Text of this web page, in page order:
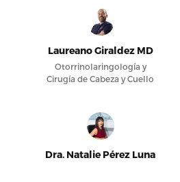
Laureano Giraldez MD
Otorrinolaringología y
Cirugía de Cabeza y Cuello
Dra. Natalie Pérez Luna